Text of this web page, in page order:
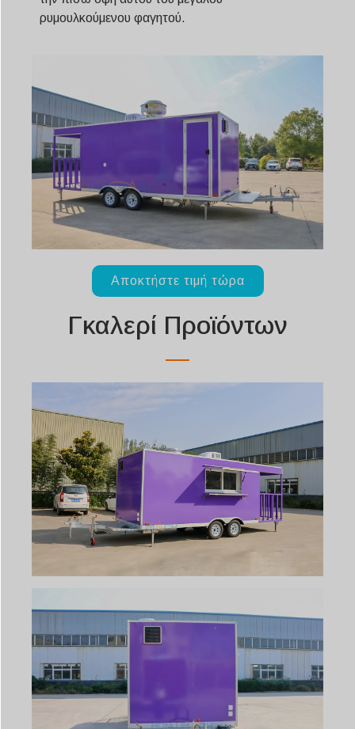
ρυμουλκούμενου φαγητού.
Αποκτήστε τιμή τώρα
Γκαλερί Προϊόντων